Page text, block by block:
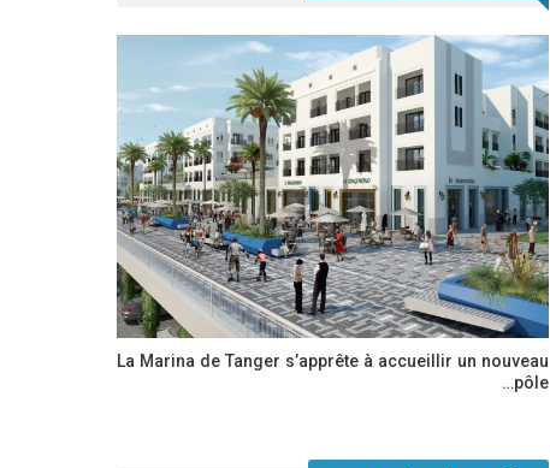
La Marina de Tanger s’apprête à accueillir un nouveau
pôle…